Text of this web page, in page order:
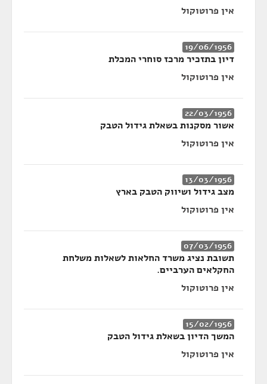
אין פרוטוקול
19/06/1956
דיון בתזכיר מרכז סוחרי המכלת
אין פרוטוקול
22/03/1956
אשור מסקנות בשאלת גידול הטבק
אין פרוטוקול
13/03/1956
מצב גידול ושיווק הטבק בארץ
אין פרוטוקול
07/03/1956
תשובת נציג משרד החלאות לשאלות משלחת
החקלאים הערביים.
אין פרוטוקול
15/02/1956
המשך הדיון בשאלת גידול הטבק
אין פרוטוקול